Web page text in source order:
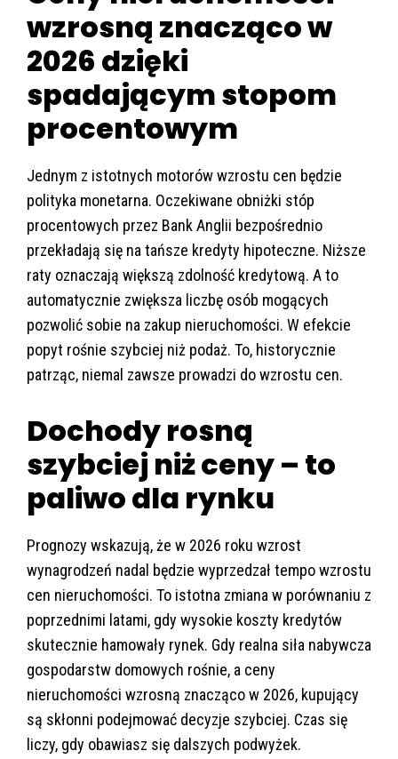
wzrosną znacząco w
2026 dzięki
spadającym stopom
procentowym
Jednym z istotnych motorów wzrostu cen będzie
polityka monetarna. Oczekiwane obniżki stóp
procentowych przez Bank Anglii bezpośrednio
przekładają się na tańsze kredyty hipoteczne. Niższe
raty oznaczają większą zdolność kredytową. A to
automatycznie zwiększa liczbę osób mogących
pozwolić sobie na zakup nieruchomości. W efekcie
popyt rośnie szybciej niż podaż. To, historycznie
patrząc, niemal zawsze prowadzi do wzrostu cen.
Dochody rosną
szybciej niż ceny – to
paliwo dla rynku
Prognozy wskazują, że w 2026 roku wzrost
wynagrodzeń nadal będzie wyprzedzał tempo wzrostu
cen nieruchomości. To istotna zmiana w porównaniu z
poprzednimi latami, gdy wysokie koszty kredytów
skutecznie hamowały rynek. Gdy realna siła nabywcza
gospodarstw domowych rośnie, a ceny
nieruchomości wzrosną znacząco w 2026, kupujący
są skłonni podejmować decyzje szybciej. Czas się
liczy, gdy obawiasz się dalszych podwyżek.